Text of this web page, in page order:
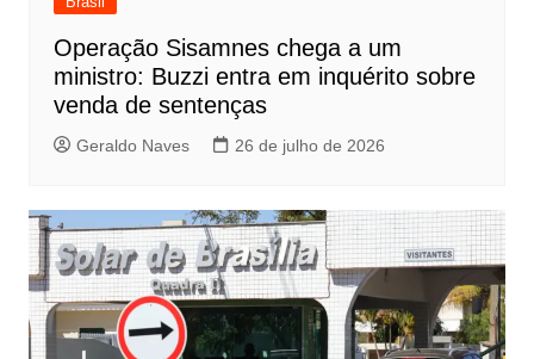
Operação Sisamnes chega a um
ministro: Buzzi entra em inquérito sobre
venda de sentenças
Geraldo Naves 26 de julho de 2026